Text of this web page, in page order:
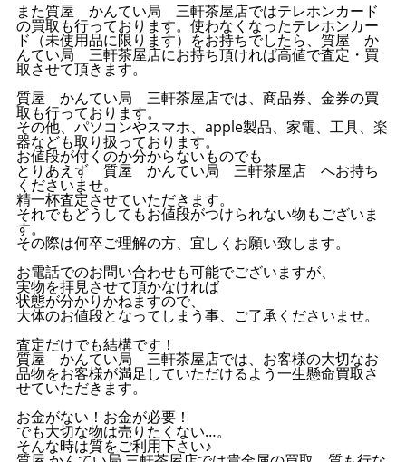
また質屋 かんてい局 三軒茶屋店ではテレホンカード
の買取も行っております。使わなくなったテレホンカー
ド（未使用品に限ります）をお持ちでしたら、質屋 か
んてい局 三軒茶屋店にお持ち頂ければ高値で査定・買
取させて頂きます。
質屋 かんてい局 三軒茶屋店では、商品券、金券の買
取も行っております。
その他、パソコンやスマホ、apple製品、家電、工具、楽
器なども取り扱っております。
お値段が付くのか分からないものでも
とりあえず 質屋 かんてい局 三軒茶屋店 へお持ち
くださいませ。
精一杯査定させていただきます。
それでもどうしてもお値段がつけられない物もございま
す。
その際は何卒ご理解の方、宜しくお願い致します。
お電話でのお問い合わせも可能でございますが、
実物を拝見させて頂かなければ
状態が分かりかねますので、
大体のお値段となってしまう事、ご了承くださいませ。
査定だけでも結構です！
質屋 かんてい局 三軒茶屋店では、お客様の大切なお
品物をお客様が満足していただけるよう一生懸命買取さ
せていただきます。
お金がない！お金が必要！
でも大切な物は売りたくない…。
そんな時は質をご利用下さい♪